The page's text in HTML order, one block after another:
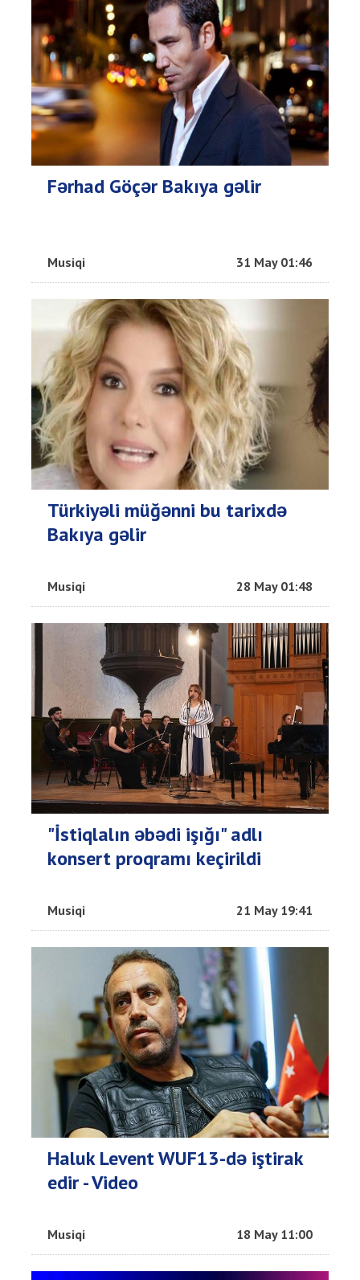
Fərhad Göçər Bakıya gəlir
Musiqi 31 May 01:46
Türkiyəli müğənni bu tarixdə
Bakıya gəlir
Musiqi 28 May 01:48
"İstiqlalın əbədi işığı" adlı
konsert proqramı keçirildi
Musiqi 21 May 19:41
Haluk Levent WUF13-də iştirak
edir - Video
Musiqi 18 May 11:00